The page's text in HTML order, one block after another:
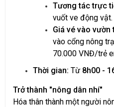
Tương tác trực
vuốt ve động vật.
Giá vé vào vườn
vào cổng nông
70.000 VNĐ/trẻ
Thời gian: Từ 8h00 -
Trở thành "nông dân nhí"
Hóa thân thành một người